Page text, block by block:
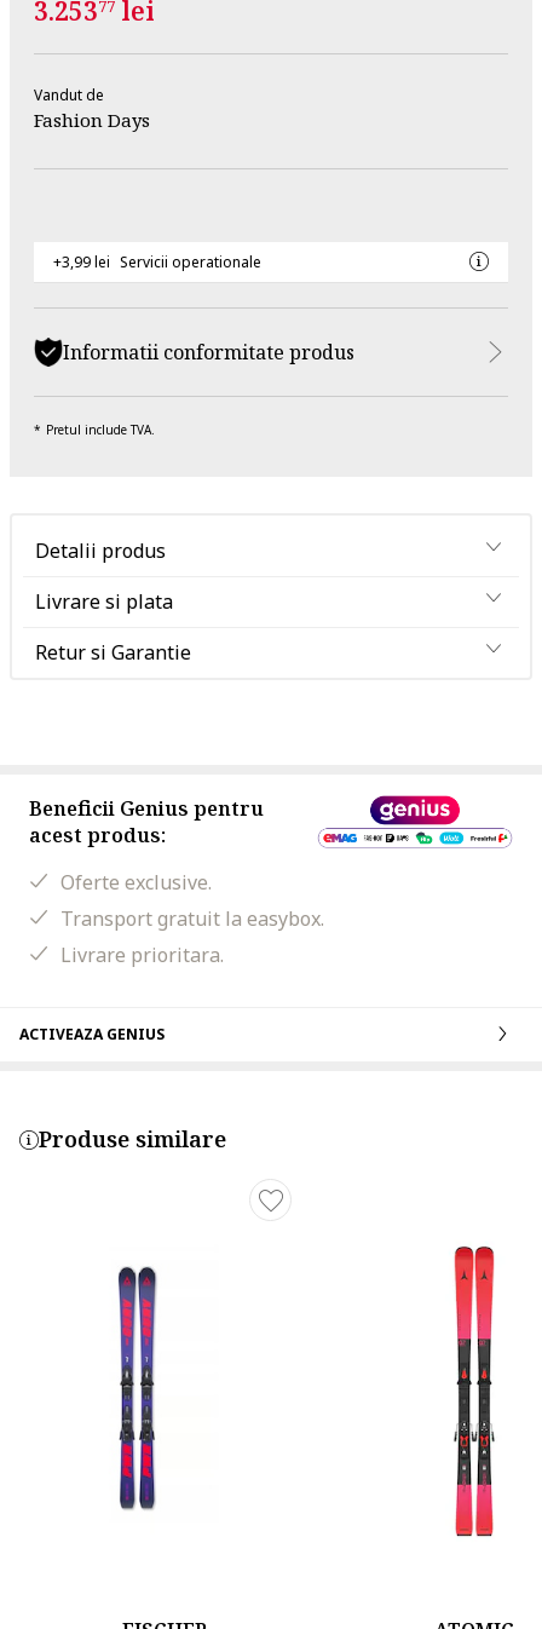
3.25377 lei
Vandut de
Fashion Days
+3,99 lei Servicii operationale
Informatii conformitate produs
Pretul include TVA.
Detalii produs
Livrare si plata
Retur si Garantie
Beneficii Genius pentru
acest produs:
Oferte exclusive.
Transport gratuit la easybox.
Livrare prioritara.
ACTIVEAZA GENIUS
Produse similare